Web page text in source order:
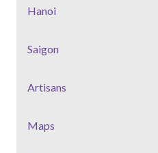
Hanoi
Saigon
Artisans
Maps